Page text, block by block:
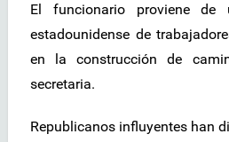
El funcionario proviene de
estadounidense de
en la construcción de
secretaria.
Republicanos influyentes han